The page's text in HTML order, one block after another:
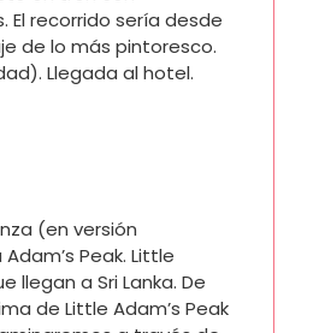
recorrido sería desde
de lo más pintoresco.
Llegada al hotel.
(en versión
Peak. Little
llegan a Sri Lanka. De
de Little Adam’s Peak